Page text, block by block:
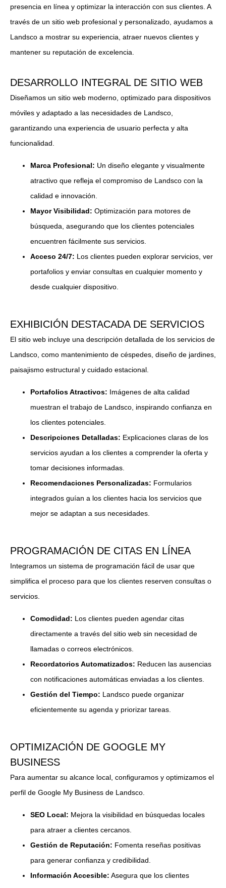
presencia en línea y optimizar la interacción con sus clientes. A
través de un sitio web profesional y personalizado, ayudamos a
Landsco a mostrar su experiencia, atraer nuevos clientes y
mantener su reputación de excelencia.
DESARROLLO INTEGRAL DE SITIO WEB
Diseñamos un sitio web moderno, optimizado para dispositivos
móviles y adaptado a las necesidades de Landsco,
garantizando una experiencia de usuario perfecta y alta
funcionalidad.
Marca Profesional: Un diseño elegante y visualmente
atractivo que refleja el compromiso de Landsco con la
calidad e innovación.
Mayor Visibilidad: Optimización para motores de
búsqueda, asegurando que los clientes potenciales
encuentren fácilmente sus servicios.
Acceso 24/7: Los clientes pueden explorar servicios, ver
portafolios y enviar consultas en cualquier momento y
desde cualquier dispositivo.
EXHIBICIÓN DESTACADA DE SERVICIOS
El sitio web incluye una descripción detallada de los servicios de
Landsco, como mantenimiento de céspedes, diseño de jardines,
paisajismo estructural y cuidado estacional.
Portafolios Atractivos: Imágenes de alta calidad
muestran el trabajo de Landsco, inspirando confianza en
los clientes potenciales.
Descripciones Detalladas: Explicaciones claras de los
servicios ayudan a los clientes a comprender la oferta y
tomar decisiones informadas.
Recomendaciones Personalizadas: Formularios
integrados guían a los clientes hacia los servicios que
mejor se adaptan a sus necesidades.
PROGRAMACIÓN DE CITAS EN LÍNEA
Integramos un sistema de programación fácil de usar que
simplifica el proceso para que los clientes reserven consultas o
servicios.
Comodidad: Los clientes pueden agendar citas
directamente a través del sitio web sin necesidad de
llamadas o correos electrónicos.
Recordatorios Automatizados: Reducen las ausencias
con notificaciones automáticas enviadas a los clientes.
Gestión del Tiempo: Landsco puede organizar
eficientemente su agenda y priorizar tareas.
OPTIMIZACIÓN DE GOOGLE MY
BUSINESS
Para aumentar su alcance local, configuramos y optimizamos el
perfil de Google My Business de Landsco.
SEO Local: Mejora la visibilidad en búsquedas locales
para atraer a clientes cercanos.
Gestión de Reputación: Fomenta reseñas positivas
para generar confianza y credibilidad.
Información Accesible: Asegura que los clientes